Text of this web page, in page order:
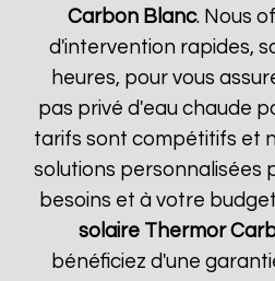
Carbon Blanc. Nous
d'intervention rapides,
heures, pour vous
pas privé d'eau chaude
tarifs sont compétitifs et
solutions personnalisées
besoins et à votre
solaire Thermor
bénéficiez d'une